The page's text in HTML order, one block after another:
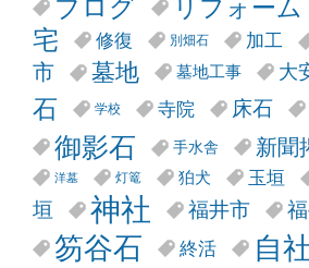
ブログ リフォーム
宅
修復 別畑石 加工
市
墓地 墓地工事 大
石
学校 寺院 床石
御影石 手水舎 新聞
洋墓 灯篭 狛犬 玉垣
垣
神社 福井市
笏谷石 終活 自